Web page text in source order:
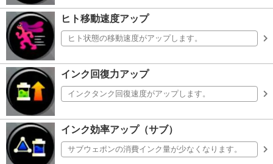
ヒト移動速度アップ
ヒト状態の移動速度がアップします。
インク回復力アップ
インクタンク回復速度がアップします。
インク効率アップ（サブ）
サブウェポンの消費インク量が少なくなります。